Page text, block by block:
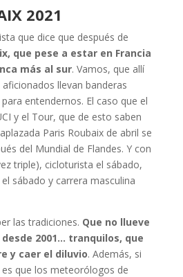
2021
que dice que después de
que pese a estar en Francia
más al sur. Vamos, que allí
llevan banderas
entendernos. El caso que el
y el Tour, que de esto saben
Paris Roubaix de abril se
del Mundial de Flandes. Y con
triple), cicloturista el sábado,
sábado y carrera masculina
las tradiciones. Que no llueve
2001… tranquilos, que
y caer el diluvio. Además, si
que los meteorólogos de